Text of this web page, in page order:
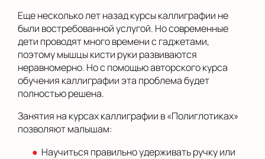
Еще несколько лет назад курсы каллиграфии не
были востребованной услугой. Но современные
дети проводят много времени с гаджетами,
поэтому мышцы кисти руки развиваются
неравномерно. Но с помощью авторского курса
обучения каллиграфии эта проблема будет
полностью решена.
Занятия на курсах каллиграфии в «Полиглотиках»
позволяют малышам:
Научиться правильно удерживать ручку или